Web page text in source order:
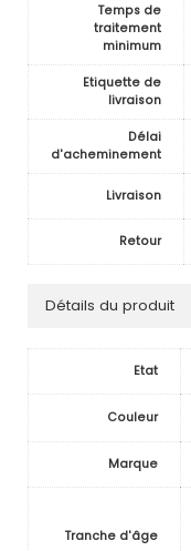
Temps de
traitement
minimum
Etiquette de
livraison
Délai
d'acheminement
Livraison
Retour
Détails du produit
Etat
Couleur
Marque
Tranche d'âge